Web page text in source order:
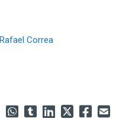
Correa